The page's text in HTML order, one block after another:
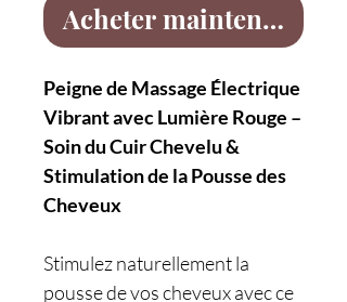
Acheter maintenant
Peigne de Massage Électrique
Vibrant avec Lumière Rouge –
Soin du Cuir Chevelu &
Stimulation de la Pousse des
Cheveux
Stimulez naturellement la
pousse de vos cheveux avec ce